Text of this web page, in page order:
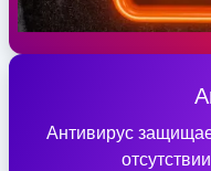
Антивирус